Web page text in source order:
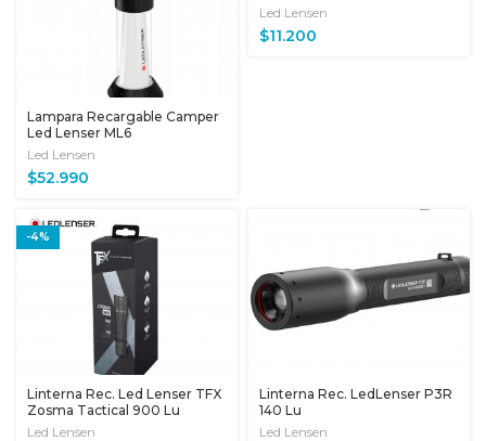
Lampara Recargable Camper
Led Lenser ML6
Led Lensen
$52.990
Led Lensen
$11.200
-4%
Linterna Rec. Led Lenser TFX
Zosma Tactical 900 Lu
Led Lensen
Linterna Rec. LedLenser P3R
140 Lu
Led Lensen